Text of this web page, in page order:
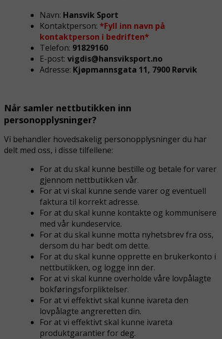
Navn: Hansvik Sport
Kontaktperson: *Fyll inn navn på
kontaktperson i bedriften*
Telefon: 91829160
E-post: vigdis@hansviksport.no
Adresse: Kjøpmannsgata 11, 7900 Rørvik
Når samler nettbutikken inn
personopplysninger?
Vi behandler hovedsakelig personopplysninger du har
delt med oss, i disse tilfellene:
For at du skal kunne bestille og betale for varer
gjennom nettbutikken vår.
For at vi skal kunne sende varer og eventuell
faktura til korrekt adresse.
For at du skal kunne kontakte og kommunisere
med vår kundeservice.
For at du skal kunne motta nyhetsbrev fra oss,
dersom du har bedt om dette.
For at du skal kunne opprette en brukerkonto i
nettbutikken, og logge inn der.
For at vi skal kunne overholde våre lovpålagte
bokføringsforpliktelser.
For at vi effektivt skal kunne ivareta den
lovpålagte angreretten din.
For at vi effektivt skal kunne ivareta
produktgarantier for deg.